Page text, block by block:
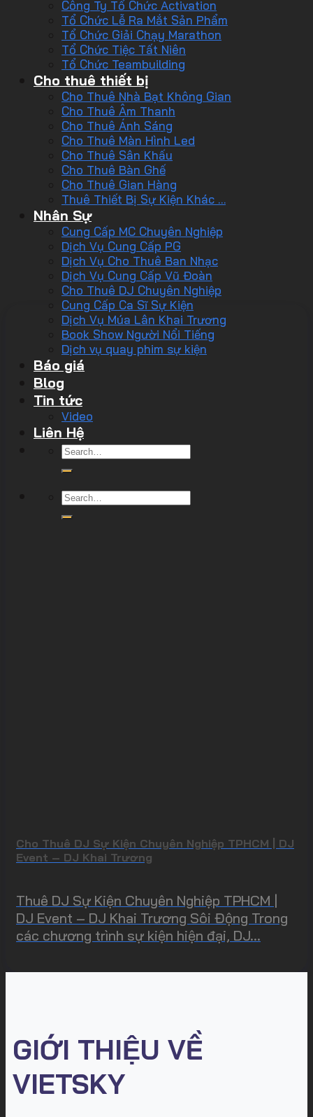
Công Ty Tổ Chức Activation
Tổ Chức Lễ Ra Mắt Sản Phẩm
Tổ Chức Giải Chạy Marathon
Tổ Chức Tiệc Tất Niên
Tổ Chức Teambuilding
Cho thuê thiết bị
Cho Thuê Nhà Bạt Không Gian
Cho Thuê Âm Thanh
Cho Thuê Ánh Sáng
Cho Thuê Màn Hình Led
Cho Thuê Sân Khấu
Cho Thuê Bàn Ghế
Cho Thuê Gian Hàng
Thuê Thiết Bị Sự Kiện Khác …
Nhân Sự
Cung Cấp MC Chuyên Nghiệp
Dịch Vụ Cung Cấp PG
Dịch Vụ Cho Thuê Ban Nhạc
Dịch Vụ Cung Cấp Vũ Đoàn
Cho Thuê DJ Chuyên Nghiệp
Cung Cấp Ca Sĩ Sự Kiện
Dịch Vụ Múa Lân Khai Trương
Book Show Người Nổi Tiếng
Dịch vụ quay phim sự kiện
Báo giá
Blog
Tin tức
Video
Liên Hệ
Cho Thuê DJ Sự Kiện Chuyên Nghiệp TPHCM | DJ
Event – DJ Khai Trương
Thuê DJ Sự Kiện Chuyên Nghiệp TPHCM |
DJ Event – DJ Khai Trương Sôi Động Trong
các chương trình sự kiện hiện đại, DJ...
GIỚI THIỆU VỀ
VIETSKY